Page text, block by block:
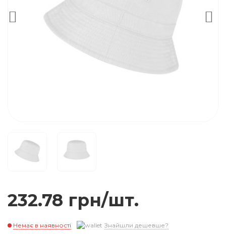
232.78 грн/шт.
Немає в наявності Знайшли дешевше?